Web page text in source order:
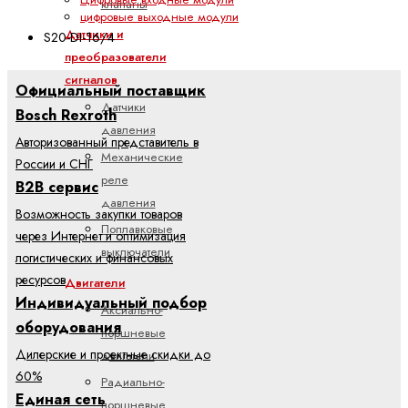
Датчики и
преобразователи
сигналов
Датчики
давления
Механические
реле
давления
Поплавковые
выключатели
Двигатели
Аксиально-
поршневые
двигатели
Радиально-
цифровые выходные модули
S20-DI-16/4
Официальный поставщик
Bosch Rexroth
Авторизованный представитель в
России и СНГ
B2B сервис
Возможность закупки товаров
через Интернет и оптимизация
логистических и финансовых
ресурсов
Индивидуальный подбор
оборудования
Дилерские и проектные скидки до
60%
Единая сеть